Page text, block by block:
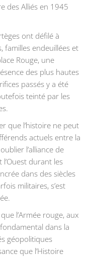
des Alliés en 1945
ont défilé à
familles endeuillées et
Rouge, une
des plus hautes
passés y a été
teinté par les
que l’histoire ne peut
actuels entre la
l’alliance de
l’Ouest durant les
dans des siècles
militaires, s’est
l’Armée rouge, aux
dans la
géopolitiques
que l’Histoire